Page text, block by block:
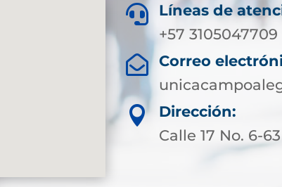

Líneas de
+57 3105047709

Correo

Dirección:
Calle 17 No. 6-63